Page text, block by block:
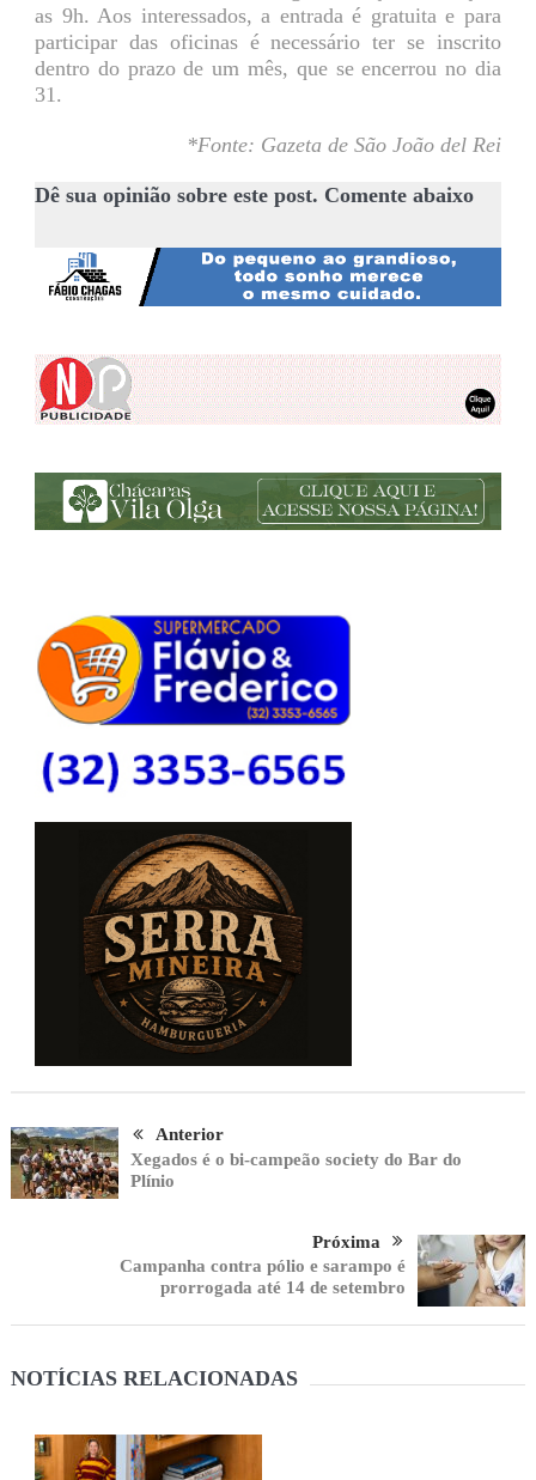
as 9h. Aos interessados, a entrada é gratuita e para
participar das oficinas é necessário ter se inscrito
dentro do prazo de um mês, que se encerrou no dia
31.
*Fonte: Gazeta de São João del Rei
Dê sua opinião sobre este post. Comente abaixo
Anterior
Xegados é o bi-campeão society do Bar do
Plínio
Próxima
Campanha contra pólio e sarampo é
prorrogada até 14 de setembro
NOTÍCIAS RELACIONADAS